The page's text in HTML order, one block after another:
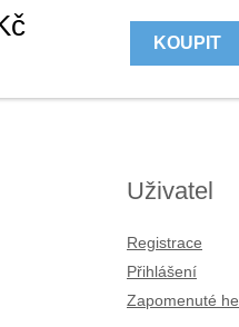
KOUPIT
Uživatel
Registrace
Přihlášení
Zapomenuté